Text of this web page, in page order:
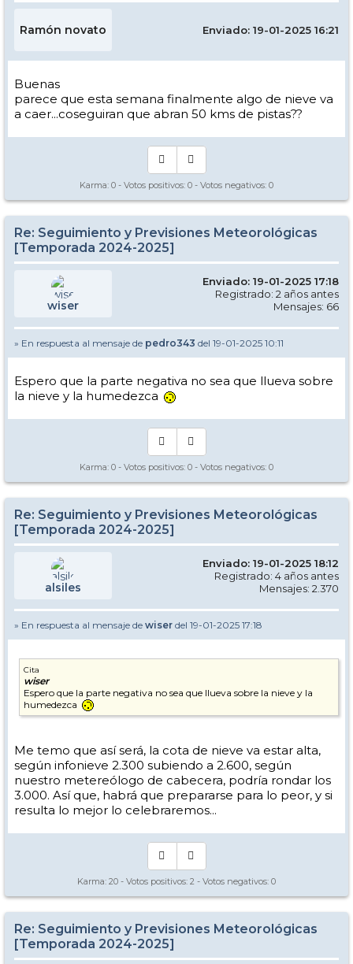
Ramón novato Enviado: 19-01-2025 16:21
Buenas
parece que esta semana finalmente algo de nieve va
a caer...coseguiran que abran 50 kms de pistas??
Karma: 0 - Votos positivos: 0 - Votos negativos: 0
Re: Seguimiento y Previsiones Meteorológicas
[Temporada 2024-2025]
wiser
Enviado: 19-01-2025 17:18
Registrado: 2 años antes
Mensajes: 66
» En respuesta al mensaje de pedro343 del 19-01-2025 10:11
Espero que la parte negativa no sea que llueva sobre
la nieve y la humedezca
Karma: 0 - Votos positivos: 0 - Votos negativos: 0
Re: Seguimiento y Previsiones Meteorológicas
[Temporada 2024-2025]
alsiles
Enviado: 19-01-2025 18:12
Registrado: 4 años antes
Mensajes: 2.370
» En respuesta al mensaje de wiser del 19-01-2025 17:18
Cita
wiser
Espero que la parte negativa no sea que llueva sobre la nieve y la
humedezca
Me temo que así será, la cota de nieve va estar alta,
según infonieve 2.300 subiendo a 2.600, según
nuestro metereólogo de cabecera, podría rondar los
3.000. Así que, habrá que prepararse para lo peor, y si
resulta lo mejor lo celebraremos...
Karma: 20 - Votos positivos: 2 - Votos negativos: 0
Re: Seguimiento y Previsiones Meteorológicas
[Temporada 2024-2025]